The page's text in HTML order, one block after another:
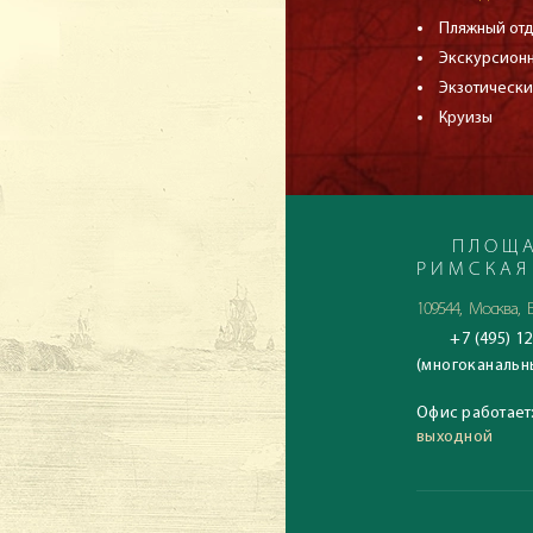
Пляжный
Круизы
РИМСКАЯ
109544, Москва,
+7 (495)
Офис работает:
выходной